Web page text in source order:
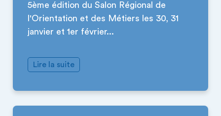
5ème édition du Salon Régional de
l'Orientation et des Métiers les 30, 31
janvier et 1er février...
Lire la suite